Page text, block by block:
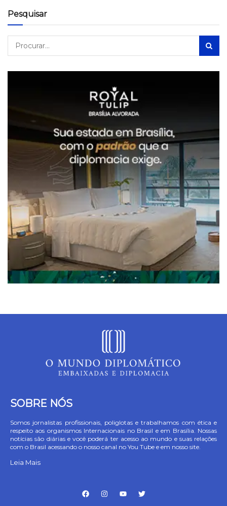
Pesquisar
SOBRE NÓS
Somos jornalistas profissionais, poliglotas e trabalhamos com ética e
respeito aos organismos Internacionais no Brasil e em Brasília. Nossas
notícias são diárias e você poderá ter acesso ao mundo e suas relações
com o Brasil acessando o nosso canal no You Tube e em nosso site.
Leia Mais